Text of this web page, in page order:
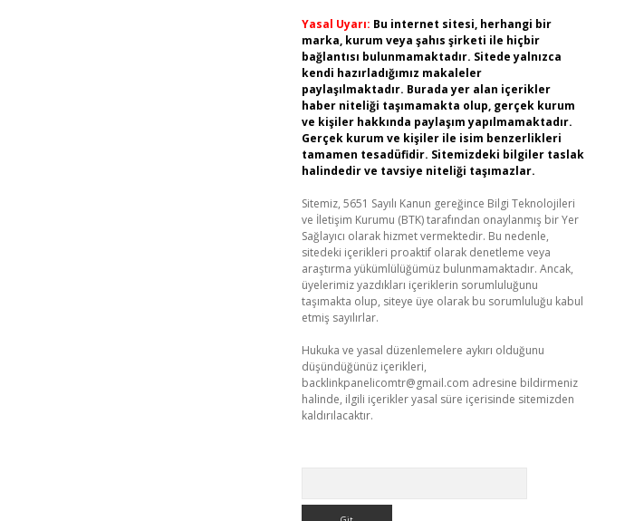
Yasal Uyarı: Bu internet sitesi, herhangi bir
marka, kurum veya şahıs şirketi ile hiçbir
bağlantısı bulunmamaktadır. Sitede yalnızca
kendi hazırladığımız makaleler
paylaşılmaktadır. Burada yer alan içerikler
haber niteliği taşımamakta olup, gerçek kurum
ve kişiler hakkında paylaşım yapılmamaktadır.
Gerçek kurum ve kişiler ile isim benzerlikleri
tamamen tesadüfidir. Sitemizdeki bilgiler taslak
halindedir ve tavsiye niteliği taşımazlar.
Sitemiz, 5651 Sayılı Kanun gereğince Bilgi Teknolojileri
ve İletişim Kurumu (BTK) tarafından onaylanmış bir Yer
Sağlayıcı olarak hizmet vermektedir. Bu nedenle,
sitedeki içerikleri proaktif olarak denetleme veya
araştırma yükümlülüğümüz bulunmamaktadır. Ancak,
üyelerimiz yazdıkları içeriklerin sorumluluğunu
taşımakta olup, siteye üye olarak bu sorumluluğu kabul
etmiş sayılırlar.
Hukuka ve yasal düzenlemelere aykırı olduğunu
düşündüğünüz içerikleri,
backlinkpanelicomtr@gmail.com adresine bildirmeniz
halinde, ilgili içerikler yasal süre içerisinde sitemizden
kaldırılacaktır.